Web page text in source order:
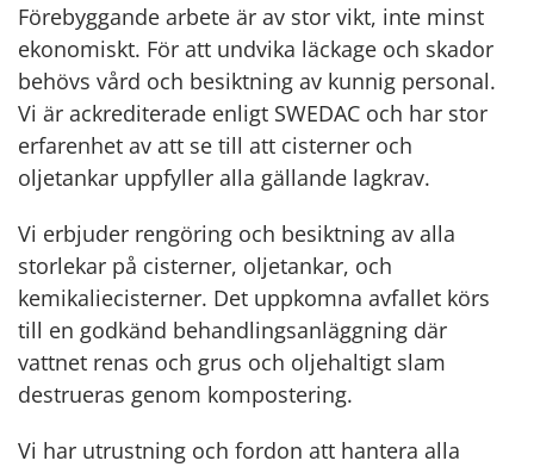
Förebyggande arbete är av stor vikt, inte minst
ekonomiskt. För att undvika läckage och skador
behövs vård och besiktning av kunnig personal.
Vi är ackrediterade enligt SWEDAC och har stor
erfarenhet av att se till att cisterner och
oljetankar uppfyller alla gällande lagkrav.
Vi erbjuder rengöring och besiktning av alla
storlekar på cisterner, oljetankar, och
kemikaliecisterner. Det uppkomna avfallet körs
till en godkänd behandlingsanläggning där
vattnet renas och grus och oljehaltigt slam
destrueras genom kompostering.
Vi har utrustning och fordon att hantera alla